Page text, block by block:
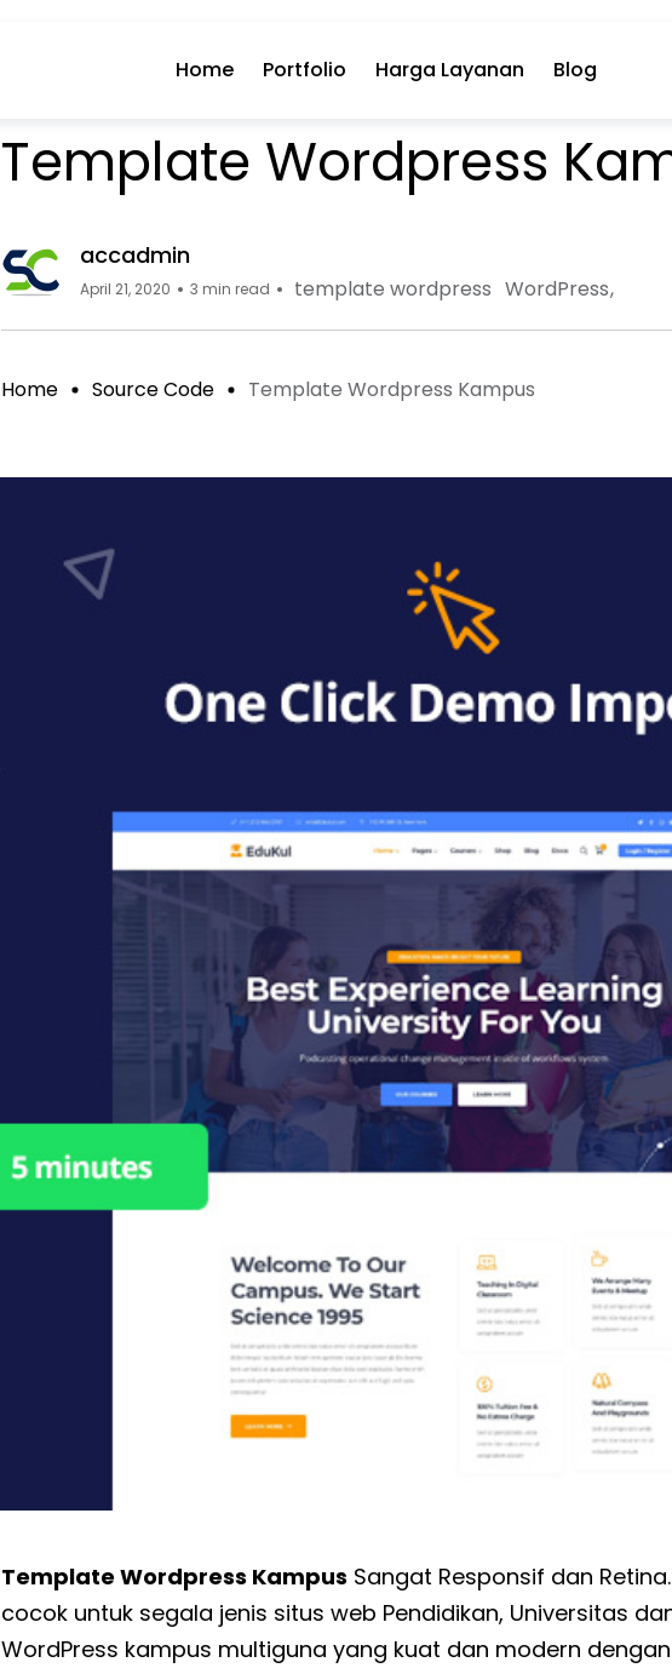
Home Portfolio Harga Layanan Blog
Template Wordpress
accadmin
April 21, 2020 3 min read template wordpress WordPress
Home Source Code Template Wordpress Kampus
Template Wordpress Kampus Sangat Responsif dan
cocok untuk segala jenis situs web Pendidikan, Universitas
WordPress kampus multiguna yang kuat dan modern